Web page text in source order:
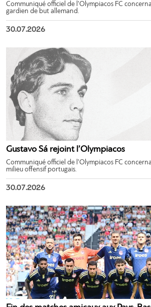
Communiqué officiel de l’Olympiacos FC
gardien de but allemand.
30.07.2026
Gustavo Sá rejoint l’Olympiacos
Communiqué officiel de l’Olympiacos FC
milieu offensif portugais.
30.07.2026